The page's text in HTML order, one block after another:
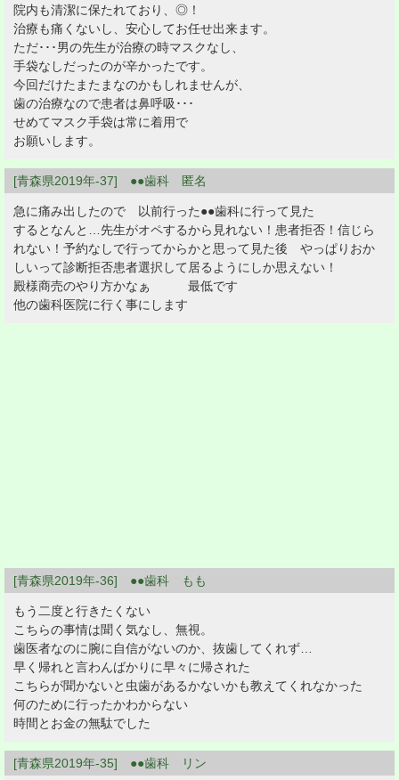
院内も清潔に保たれており、◎！
治療も痛くないし、安心してお任せ出来ます。
ただ･･･男の先生が治療の時マスクなし、
手袋なしだったのが辛かったです。
今回だけたまたまなのかもしれませんが、
歯の治療なので患者は鼻呼吸･･･
せめてマスク手袋は常に着用で
お願いします。
[青森県2019年-37] ●●歯科 匿名
急に痛み出したので 以前行った●●歯科に行って見た
するとなんと…先生がオペするから見れない！患者拒否！信じら
れない！予約なしで行ってからかと思って見た後 やっぱりおか
しいって診断拒否患者選択して居るようにしか思えない！
殿様商売のやり方かなぁ 最低です
他の歯科医院に行く事にします
[青森県2019年-36] ●●歯科 もも
もう二度と行きたくない
こちらの事情は聞く気なし、無視。
歯医者なのに腕に自信がないのか、抜歯してくれず…
早く帰れと言わんばかりに早々に帰された
こちらが聞かないと虫歯があるかないかも教えてくれなかった
何のために行ったかわからない
時間とお金の無駄でした
[青森県2019年-35] ●●歯科 リン